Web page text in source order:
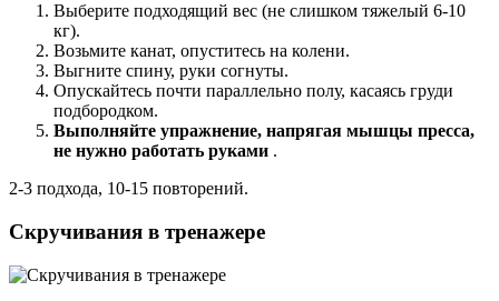
Выберите подходящий вес (не слишком тяжелый 6-10
кг).
Возьмите канат, опуститесь на колени.
Выгните спину, руки согнуты.
Опускайтесь почти параллельно полу, касаясь груди
подбородком.
Выполняйте упражнение, напрягая мышцы пресса,
не нужно работать руками .
2-3 подхода, 10-15 повторений.
Скручивания в тренажере